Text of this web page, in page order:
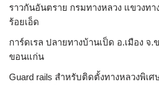
ราวกันอันตราย กรมทางหลวง แขวงทา
ร้อยเอ็ด
การ์ดเรล ปลายทางบ้านเป็ด อ.เมือง จ
ขอนแก่น
Guard rails สำหรับติดตั้งทางหลวงพิเศ